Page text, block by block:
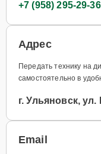
+7 (958) 295-29-36
Адрес
Передать технику на
самостоятельно в
г. Ульяновск,
Email